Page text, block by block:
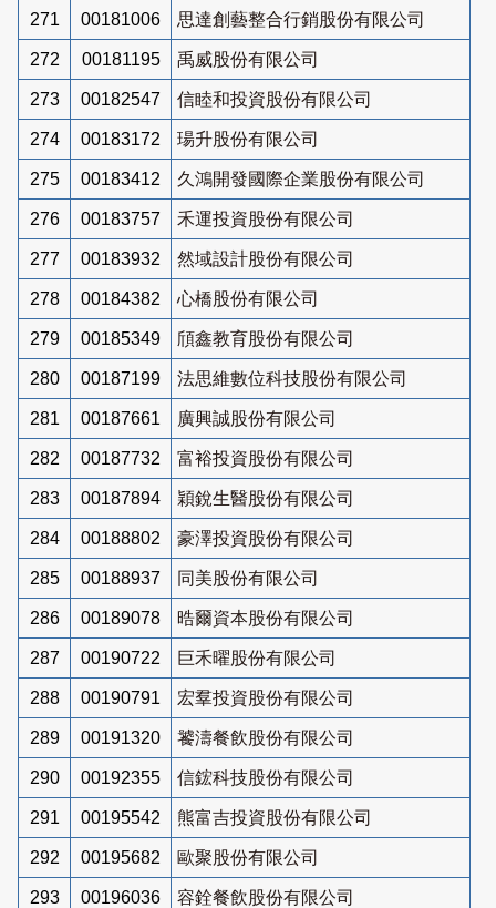
271 00181006 思達創藝整合行銷股份有限公司
272 00181195 禹威股份有限公司
273 00182547 信睦和投資股份有限公司
274 00183172 瑒升股份有限公司
275 00183412 久鴻開發國際企業股份有限公司
276 00183757 禾運投資股份有限公司
277 00183932 然域設計股份有限公司
278 00184382 心橋股份有限公司
279 00185349 頎鑫教育股份有限公司
280 00187199 法思維數位科技股份有限公司
281 00187661 廣興誠股份有限公司
282 00187732 富裕投資股份有限公司
283 00187894 穎銳生醫股份有限公司
284 00188802 豪澤投資股份有限公司
285 00188937 同美股份有限公司
286 00189078 晧爾資本股份有限公司
287 00190722 巨禾曜股份有限公司
288 00190791 宏羣投資股份有限公司
289 00191320 饕濤餐飲股份有限公司
290 00192355 信鋐科技股份有限公司
291 00195542 熊富吉投資股份有限公司
292 00195682 歐聚股份有限公司
293 00196036 容銓餐飲股份有限公司